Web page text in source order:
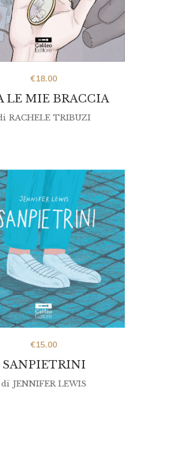
LE MIE BRACCIA
€18.00
RACHELE TRIBUZI
SANPIETRINI
€15.00
di JENNIFER LEWIS